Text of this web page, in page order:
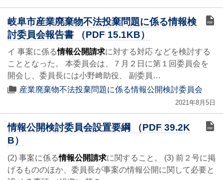
岐阜市産業廃棄物不法投棄問題に係る情報検
討委員会報告書 （PDF 15.1KB）
イ 事案に係る情報公開請求に対する対応 などを検討する
こととなった。 本委員会は、７月２日に第１回委員会を
開会し、委員長には小野﨑助役、 副委員…
産業廃棄物不法投棄問題に係る情報公開検討委員会
2021年8月5日
情報公開検討委員会設置要綱 （PDF 39.2K
B）
(2) 事案に係る情報公開請求に関すること。 (3) 前２号に掲
げるもののほか、委員長が事案の情報公開に関して必要と